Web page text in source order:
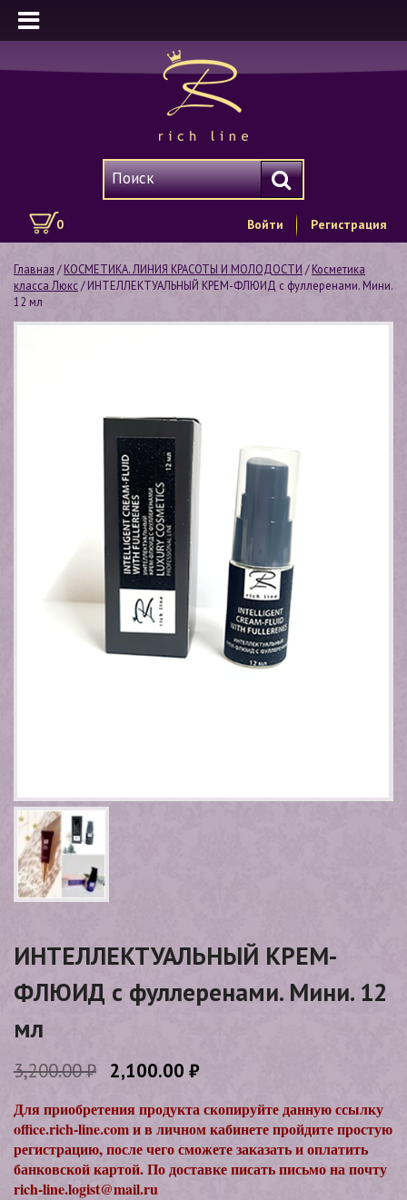
0 Войти Регистрация
Главная /КОСМЕТИКА. ЛИНИЯ КРАСОТЫ И МОЛОДОСТИ /Косметика
класса Люкс/ ИНТЕЛЛЕКТУАЛЬНЫЙ КРЕМ-ФЛЮИД с фуллеренами. Мини.
12 мл
ИНТЕЛЛЕКТУАЛЬНЫЙ КРЕМ-
ФЛЮИД с фуллеренами. Мини. 12
мл
3,200.00₽ 2,100.00₽
Для приобретения продукта скопируйте данную ссылку
office.rich-line.com и в личном кабинете пройдите простую
регистрацию, после чего сможете заказать и оплатить
банковской картой. По доставке писать письмо на почту
rich-line.logist@mail.ru